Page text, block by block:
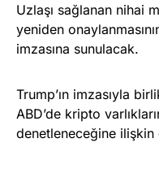
Uzlaşı sağlanan nihai
yeniden
imzasına sunulacak.
Trump’ın imzasıyla
ABD’de kripto
denetleneceğine